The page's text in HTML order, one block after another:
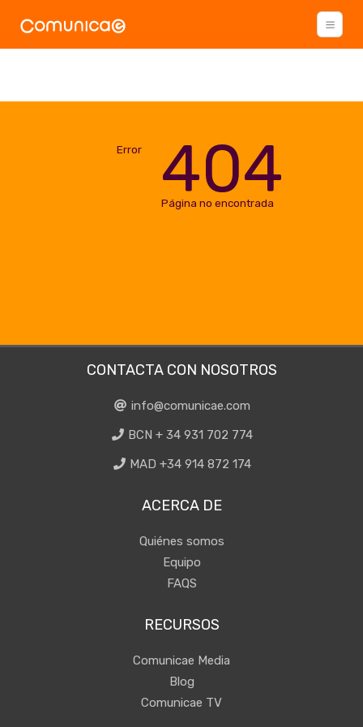
Error 404
Página no encontrada
CONTACTA CON NOSOTROS
info@comunicae.com
BCN + 34 931 702 774
MAD +34 914 872 174
ACERCA DE
Quiénes somos
Equipo
FAQS
RECURSOS
Comunicae Media
Blog
Comunicae TV